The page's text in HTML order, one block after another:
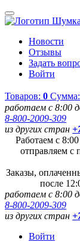
Новости
Отзывы
Задать
Войти
Товаров: 0 Сумма:
работаем с 8:00
8-800-2009-309
из других стран
Работаем с
отправляем с
Заказы,
после
работаем с 8:00
8-800-2009-309
из других стран
Войти